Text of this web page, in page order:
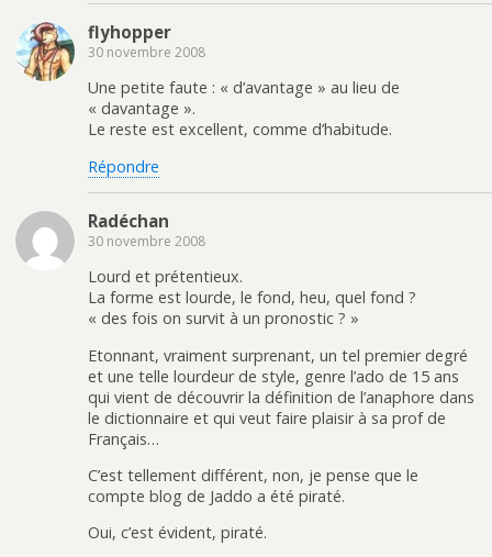
flyhopper
30 novembre 2008
Une petite faute : « d’avantage » au lieu de
« davantage ».
Le reste est excellent, comme d’habitude.
Répondre
Radéchan
30 novembre 2008
Lourd et prétentieux.
La forme est lourde, le fond, heu, quel fond ?
« des fois on survit à un pronostic ? »
Etonnant, vraiment surprenant, un tel premier degré
et une telle lourdeur de style, genre l’ado de 15 ans
qui vient de découvrir la définition de l’anaphore dans
le dictionnaire et qui veut faire plaisir à sa prof de
Français…
C’est tellement différent, non, je pense que le
compte blog de Jaddo a été piraté.
Oui, c’est évident, piraté.